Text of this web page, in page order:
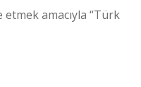
amacıyla “Türk